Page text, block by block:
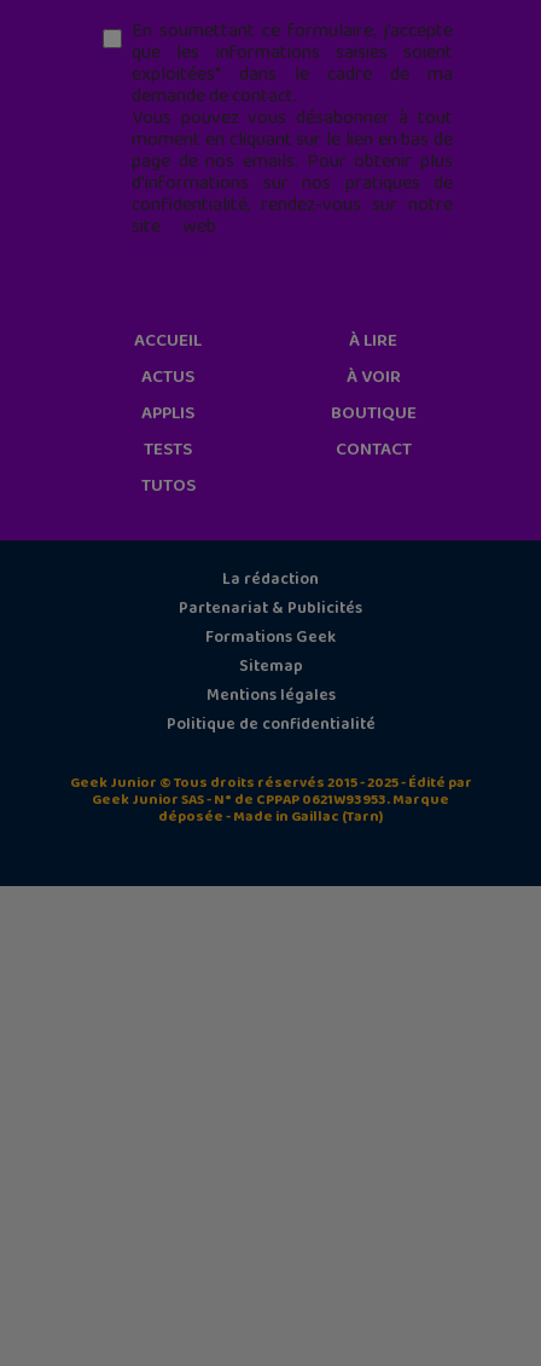
En soumettant ce formulaire, j’accepte
que les informations saisies soient
exploitées* dans le cadre de ma
demande de contact.
Vous pouvez vous désabonner à tout
moment en cliquant sur le lien en bas de
page de nos emails. Pour obtenir plus
d'informations sur nos pratiques de
confidentialité, rendez-vous sur notre
site web
ACCUEIL
ACTUS
APPLIS
TESTS
TUTOS
À LIRE
À VOIR
BOUTIQUE
CONTACT
La rédaction
Partenariat & Publicités
Formations Geek
Sitemap
Mentions légales
Politique de confidentialité
Geek Junior © Tous droits réservés 2015 - 2025 - Édité par
Geek Junior SAS - N° de CPPAP 0621W93953. Marque
déposée - Made in Gaillac (Tarn)